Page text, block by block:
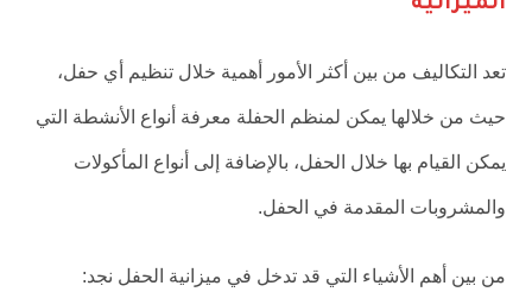
الميزانية
تعد التكاليف من بين أكثر الأمور أهمية خلال تنظيم أي حفل،
حيث من خلالها يمكن لمنظم الحفلة معرفة أنواع الأنشطة التي
يمكن القيام بها خلال الحفل، بالإضافة إلى أنواع المأكولات
والمشروبات المقدمة في الحفل.
من بين أهم الأشياء التي قد تدخل في ميزانية الحفل نجد: